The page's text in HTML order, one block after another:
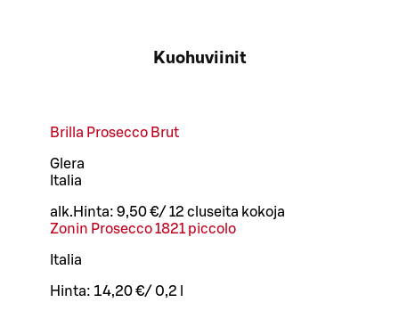
Kuohuviinit
Brilla Prosecco Brut
Glera
Italia
alk. Hinta: 9,50 €/ 12 cl useita kokoja
Zonin Prosecco 1821 piccolo
Italia
Hinta: 14,20 €/ 0,2 l